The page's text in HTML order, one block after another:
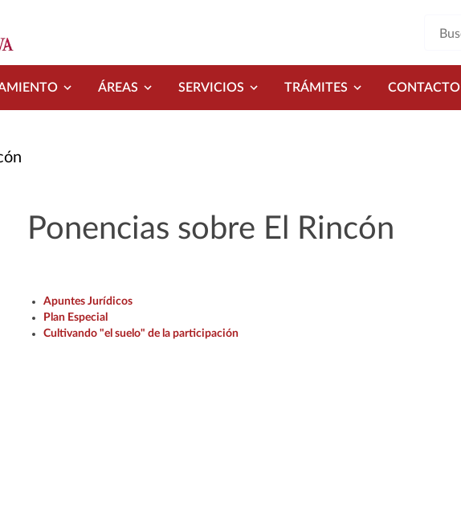
ÁREAS SERVICIOS TRÁMITES CONTACTO
Ponencias sobre El Rincón
Apuntes Jurídicos
Plan Especial
Cultivando "el suelo" de la participación